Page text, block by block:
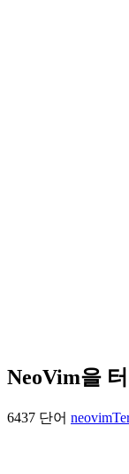
NeoVim을
6437 단어 neovim